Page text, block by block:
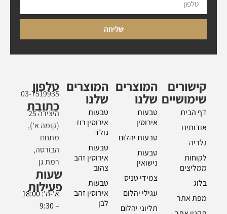
שליחה
קישורים
שימושיים
דף הבית
אודותינו
גלריה
לקוחות
ממליצים
בלוג
מפת אתר
המוצרים
שלנו
טבעות
אירוסין
טבעות יהלום
טבעות
נישואין
צמידי טניס
עגילי יהלום
תליוני יהלום
המוצרים
שלנו
טבעות
אירוסין רוז
גולד
טבעות
אירוסין זהב
צהוב
טבעות
אירוסין זהב
לבן
טלפון
03-7519935
כתובת
היצירה 25
(קומה א'),
מתחם
הבורסה,
רמת גן
שעות
פעילות
א'-ה': 18:00
– 9:30